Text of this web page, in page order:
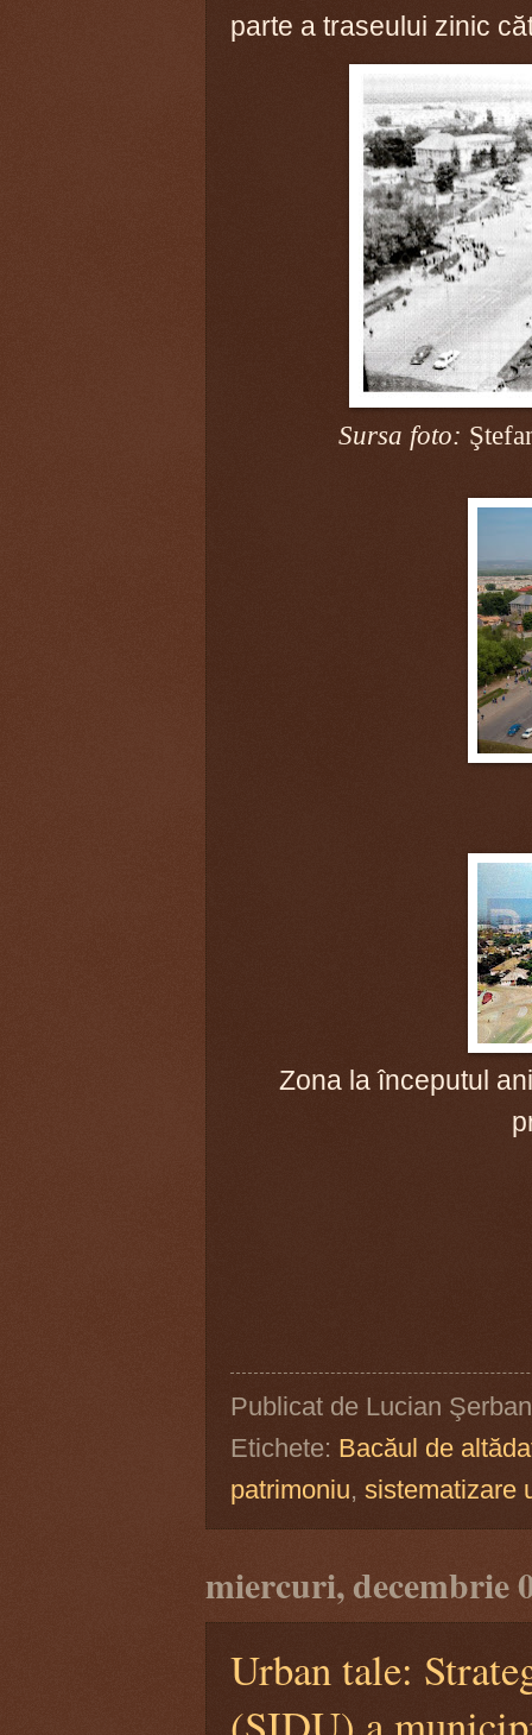
parte a traseului zinic
Sursa foto:
Zona la începutul
Publicat de Lucian Şerban
Etichete: Bacăul de
patrimoniu, sistematizare
miercuri, decembrie
Urban tale: